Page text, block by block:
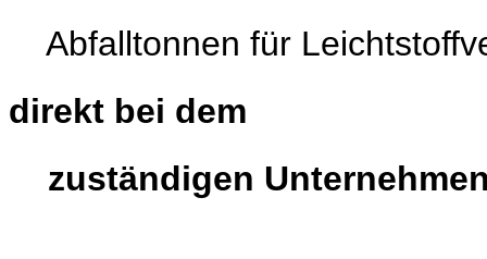
Abfalltonnen für
direkt bei dem
zuständigen